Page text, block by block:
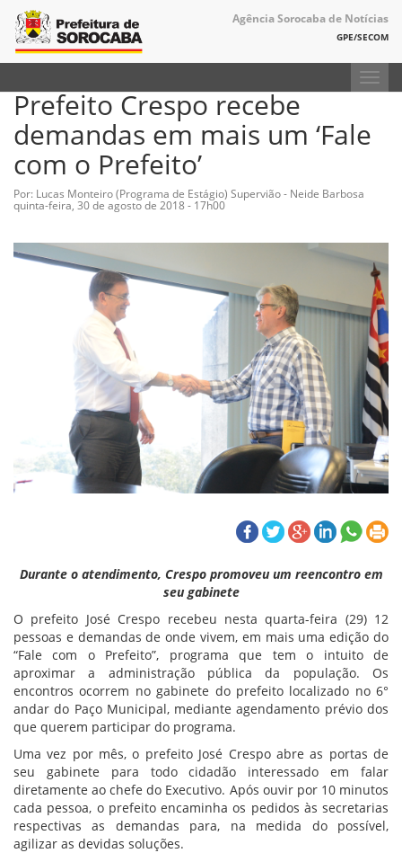
Agência Sorocaba de Notícias
GPE/SECOM
Prefeito Crespo recebe
demandas em mais um ‘Fale
com o Prefeito’
Por: Lucas Monteiro (Programa de Estágio) Supervião - Neide Barbosa
quinta-feira, 30 de agosto de 2018 - 17h00
Durante o atendimento, Crespo promoveu um reencontro em
seu gabinete
O prefeito José Crespo recebeu nesta quarta-feira (29) 12
pessoas e demandas de onde vivem, em mais uma edição do
“Fale com o Prefeito”, programa que tem o intuito de
aproximar a administração pública da população. Os
encontros ocorrem no gabinete do prefeito localizado no 6°
andar do Paço Municipal, mediante agendamento prévio dos
que querem participar do programa.
Uma vez por mês, o prefeito José Crespo abre as portas de
seu gabinete para todo cidadão interessado em falar
diretamente ao chefe do Executivo. Após ouvir por 10 minutos
cada pessoa, o prefeito encaminha os pedidos às secretarias
respectivas as demandas para, na medida do possível,
agilizar as devidas soluções.